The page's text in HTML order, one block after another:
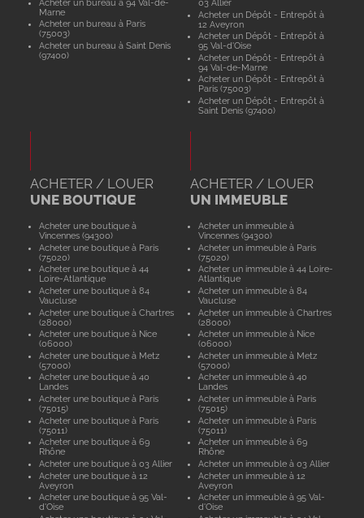
Acheter un bureau à 94 Val-de-
Marne
Acheter un bureau à Paris
(75003)
Acheter un bureau à Saint Denis
(97400)
03 Allier
Acheter un Dépôt - Entrepôt à
12 Aveyron
Acheter un Dépôt - Entrepôt à
95 Val-d'Oise
Acheter un Dépôt - Entrepôt à
94 Val-de-Marne
Acheter un Dépôt - Entrepôt à
Paris (75003)
Acheter un Dépôt - Entrepôt à
Saint Denis (97400)
ACHETER / LOUER
UNE BOUTIQUE
Acheter une boutique à
Vincennes (94300)
Acheter une boutique à Paris
(75020)
Acheter une boutique à 44
Loire-Atlantique
Acheter une boutique à 84
Vaucluse
Acheter une boutique à Chartres
(28000)
Acheter une boutique à Nice
(06000)
Acheter une boutique à Metz
(57000)
Acheter une boutique à 40
Landes
Acheter une boutique à Paris
(75015)
Acheter une boutique à Paris
(75011)
Acheter une boutique à 69
Rhône
Acheter une boutique à 03 Allier
Acheter une boutique à 12
Aveyron
Acheter une boutique à 95 Val-
d'Oise
ACHETER / LOUER
UN IMMEUBLE
Acheter un immeuble à
Vincennes (94300)
Acheter un immeuble à Paris
(75020)
Acheter un immeuble à 44 Loire-
Atlantique
Acheter un immeuble à 84
Vaucluse
Acheter un immeuble à Chartres
(28000)
Acheter un immeuble à Nice
(06000)
Acheter un immeuble à Metz
(57000)
Acheter un immeuble à 40
Landes
Acheter un immeuble à Paris
(75015)
Acheter un immeuble à Paris
(75011)
Acheter un immeuble à 69
Rhône
Acheter un immeuble à 03 Allier
Acheter un immeuble à 12
Aveyron
Acheter un immeuble à 95 Val-
d'Oise